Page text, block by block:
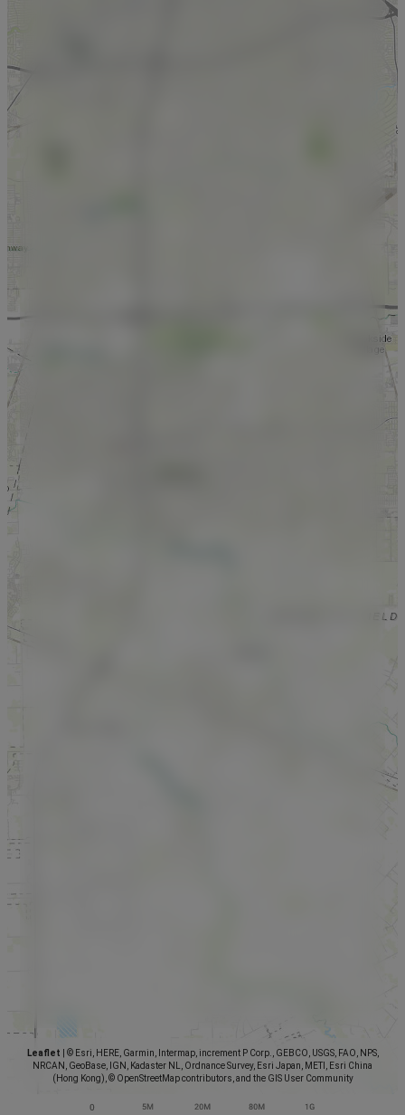
Leaflet
© Esri, HERE, Garmin, Intermap, increment P Corp., GEBCO, USGS, FAO, NPS,
NRCAN, GeoBase, IGN, Kadaster NL, Ordnance Survey, Esri Japan, METI, Esri China
(Hong Kong), © OpenStreetMap contributors, and the GIS User Community